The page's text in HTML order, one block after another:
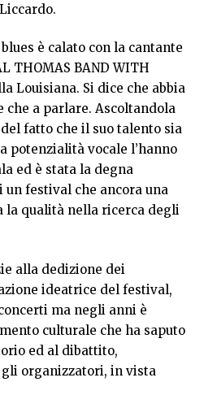
è calato con la cantante
THOMAS BAND WITH
Louisiana. Si dice che abbia
a parlare. Ascoltandola
fatto che il suo talento sia
potenzialità vocale l’hanno
ed è stata la degna
un festival che ancora una
la qualità nella ricerca degli
alla dedizione dei
ideatrice del festival,
ma negli anni è
culturale che ha saputo
ed al dibattito,
organizzatori, in vista